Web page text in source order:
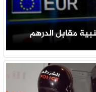
مقابل الدرهم